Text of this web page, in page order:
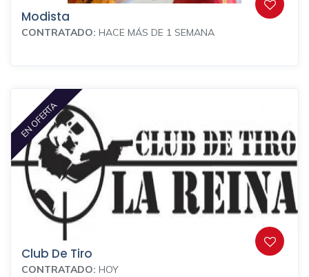
Modista
CONTRATADO: HACE MÁS DE 1 SEMANA
EN OFERTA
Club De Tiro
CONTRATADO: HOY